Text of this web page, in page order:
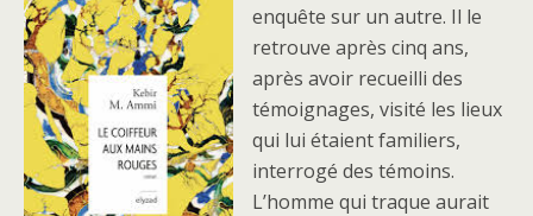
enquête sur un autre. Il le
retrouve après cinq ans,
après avoir recueilli des
témoignages, visité les lieux
qui lui étaient familiers,
interrogé des témoins.
L’homme qui traque aurait